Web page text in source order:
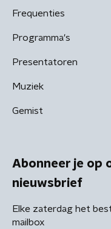
Frequenties
Programma's
Presentatoren
Muziek
Gemist
Abonneer je op
nieuwsbrief
Elke zaterdag het
mailbox